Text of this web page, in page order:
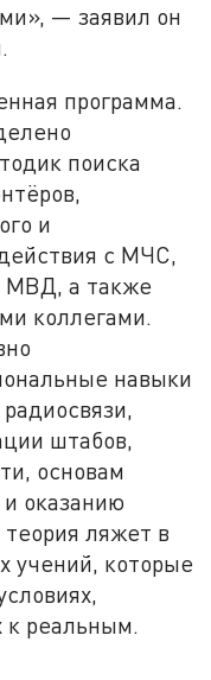
— заявил он
программа.
поиска
и
с МЧС,
МВД, а также
коллегами.
навыки
штабов,
основам
оказанию
ляжет в
учений, которые
реальным.